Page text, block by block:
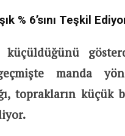
% 6’sını Teşkil
manda
toprakların küçük